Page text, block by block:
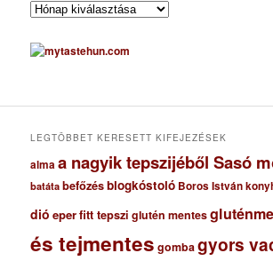
A
c
h
u
LEGTÖBBET KERESETT KIFEJEZÉSEK
almaa nagyik tepszijéből Sasó
batáta befőzésblogkóstoló Boros István
dió eperfitt tepszi glutén mentes
és tejmentes gombagyors